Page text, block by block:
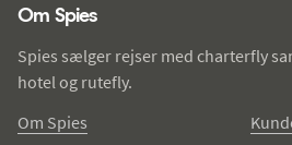
Om Spies
Spies sælger rejser med charterfly
hotel og rutefly.
Om Spies